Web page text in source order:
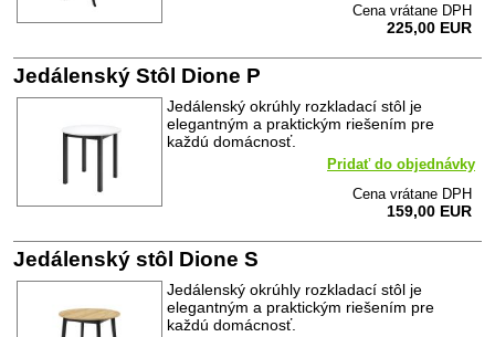
Cena vrátane DPH
225,00 EUR
Jedálenský Stôl Dione P
Jedálenský okrúhly rozkladací stôl je
elegantným a praktickým riešením pre
každú domácnosť.
Pridať do objednávky
Cena vrátane DPH
159,00 EUR
Jedálenský stôl Dione S
Jedálenský okrúhly rozkladací stôl je
elegantným a praktickým riešením pre
každú domácnosť.